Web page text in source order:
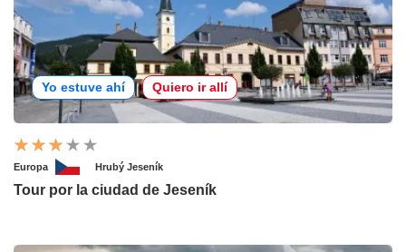
Yo estuve ahí Quiero ir allí
Europa Hrubý Jeseník
Tour por la ciudad de Jeseník